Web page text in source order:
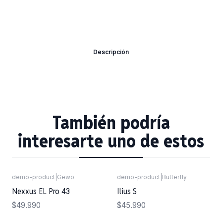
Descripción
También podría
interesarte uno de estos
demo-product Gewo
Nexxus EL Pro 43
$49.990
demo-product Butterfly
Ilius S
$45.990